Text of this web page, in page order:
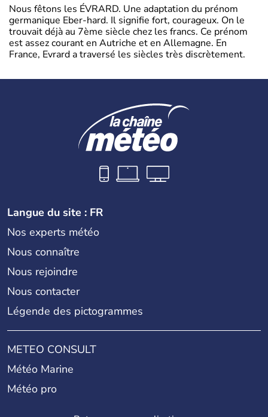
Nous fêtons les ÉVRARD. Une adaptation du prénom
germanique Eber-hard. Il signifie fort, courageux. On le
trouvait déjà au 7ème siècle chez les francs. Ce prénom
est assez courant en Autriche et en Allemagne. En
France, Evrard a traversé les siècles très discrètement.
Langue du site : FR
Nos experts météo
Nous connaître
Nous rejoindre
Nous contacter
Légende des pictogrammes
METEO CONSULT
Météo Marine
Météo pro